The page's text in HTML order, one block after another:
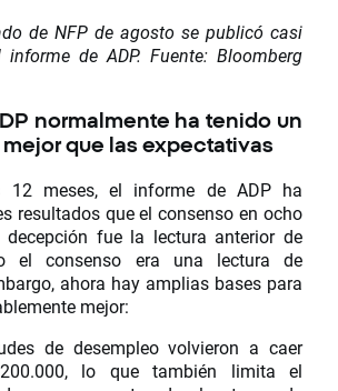
de NFP de agosto se publicó casi
de ADP. Fuente: Bloomberg
normalmente ha tenido un
que las expectativas
12 meses, el informe de ADP ha
resultados que el consenso en ocho
decepción fue la lectura anterior de
el consenso era una lectura de
ahora hay amplias bases para
mejor:
de desempleo volvieron a caer
lo que también limita el